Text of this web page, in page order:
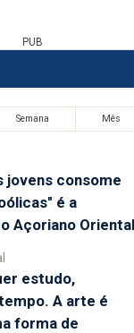
PUB
Semana Mês
jovens consome
é a
Açoriano Oriental
estudo,
A arte é
forma de